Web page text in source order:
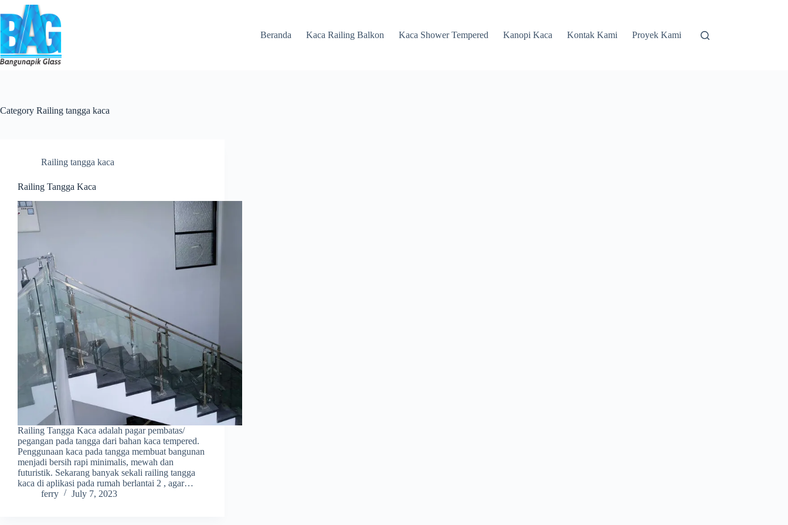
to
content
Beranda
Kaca Railing Balkon Kaca Shower Tempered Kanopi Kaca Kontak Kami Proyek Kami
Category Railing tangga kaca
Railing tangga kaca
Railing Tangga Kaca
Railing Tangga Kaca adalah pagar pembatas/
pegangan pada tangga dari bahan kaca tempered.
Penggunaan kaca pada tangga membuat bangunan
menjadi bersih rapi minimalis, mewah dan
futuristik. Sekarang banyak sekali railing tangga
kaca di aplikasi pada rumah berlantai 2 , agar…
ferry
July 7, 2023